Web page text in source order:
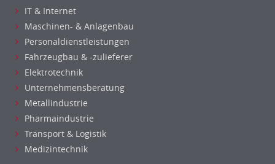
IT & Internet
Maschinen- & Anlagenbau
Personaldienstleistungen
Fahrzeugbau & -zulieferer
Elektrotechnik
Unternehmensberatung
Metallindustrie
Pharmaindustrie
Transport & Logistik
Medizintechnik